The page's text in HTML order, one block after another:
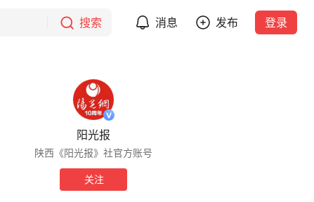
搜索 消息 发布 登录
阳光报
陕西《阳光报》社官方账号
关注